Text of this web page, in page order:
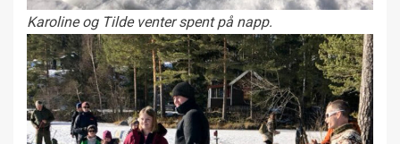
Karoline og Tilde venter spent på napp.